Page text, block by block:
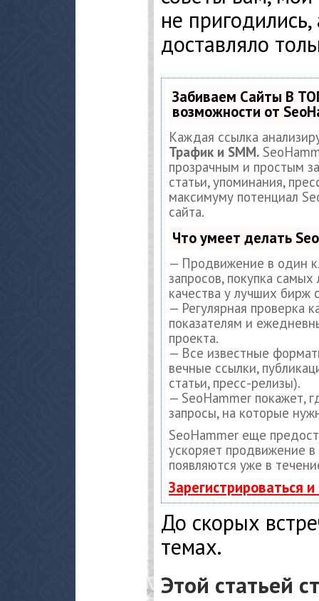
не
доставляло
Забиваем Сайты В
возможности от
Каждая ссылка
Трафик и SMM.
прозрачным и простым
статьи, упоминания,
максимуму потенциал
сайта.
Что умеет делать
— Продвижение в один
запросов, покупка
качества у лучших бирж
— Регулярная проверка
показателям и
проекта.
— Все известные
вечные ссылки,
статьи, пресс-релизы).
— SeoHammer покажет,
запросы, на которые
SeoHammer еще
ускоряет продвижение в
появляются уже в
Зарегистрироваться
До скорых
темах.
Этой статьей